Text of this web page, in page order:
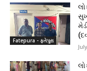
Fatepura - ફતેપુરા